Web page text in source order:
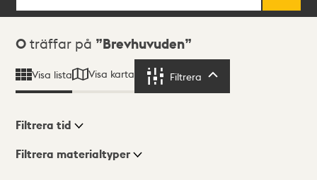
Sökresultat
0 träffar på Brevhuvuden
Visa lista Visa karta Filtrera
Visningsläge
Filtrera tid
Filtrera materialtyper